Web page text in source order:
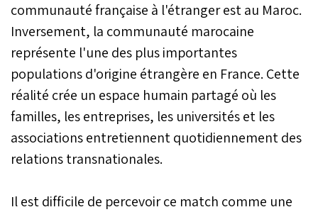
communauté française à l'étranger est au Maroc.
Inversement, la communauté marocaine
représente l'une des plus importantes
populations d'origine étrangère en France. Cette
réalité crée un espace humain partagé où les
familles, les entreprises, les universités et les
associations entretiennent quotidiennement des
relations transnationales.
Il est difficile de percevoir ce match comme une